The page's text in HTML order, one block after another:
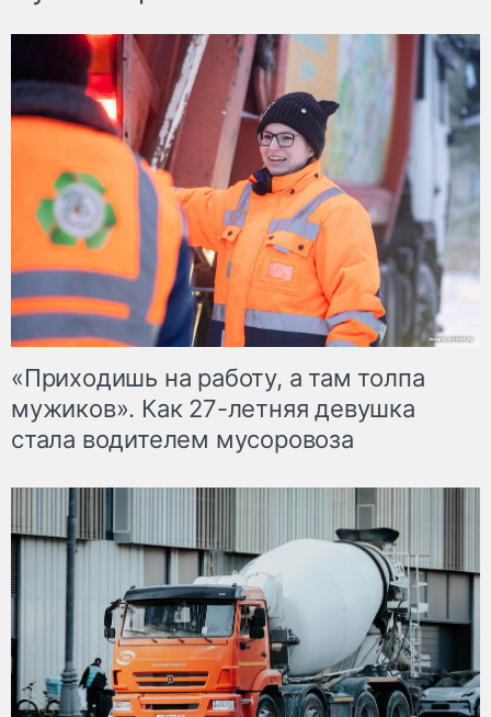
«Приходишь на работу, а там толпа
мужиков». Как 27-летняя девушка
стала водителем мусоровоза